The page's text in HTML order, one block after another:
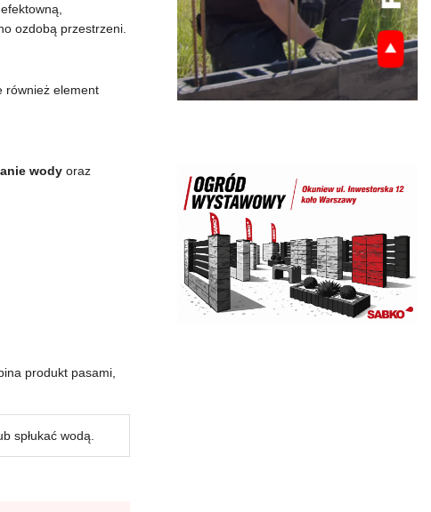
ozdobą przestrzeni.
również element
wody oraz
produkt pasami,
spłukać wodą.